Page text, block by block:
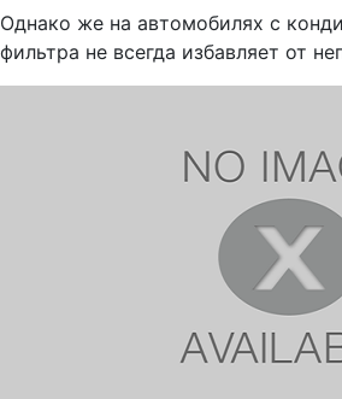
Однако же на автомобилях с
фильтра не всегда избавляет от